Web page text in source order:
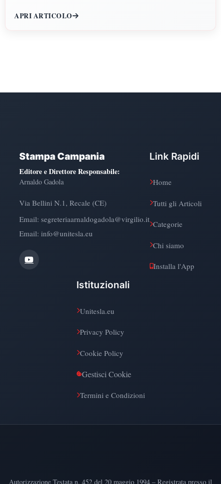
Dipartimenti di Scienze Giuridiche ed Economiche, Scienze
APRI ARTICOLO
Stampa Campania
Editore e Direttore Responsabile:
Arnaldo Gadola
Via Bellini N.1, Recale (CE)
Email: segreteriaarnaldogadola@virgilio.it
Email: info@unitesla.eu
Link Rapidi
Home
Tutti gli Articoli
Categorie
Chi siamo
Installa l'App
Istituzionali
Unitesla.eu
Privacy Policy
Cookie Policy
Gestisci Cookie
Termini e Condizioni
Autorizzazione Testata n. 452 del 20 maggio 1994 – Registrata presso il